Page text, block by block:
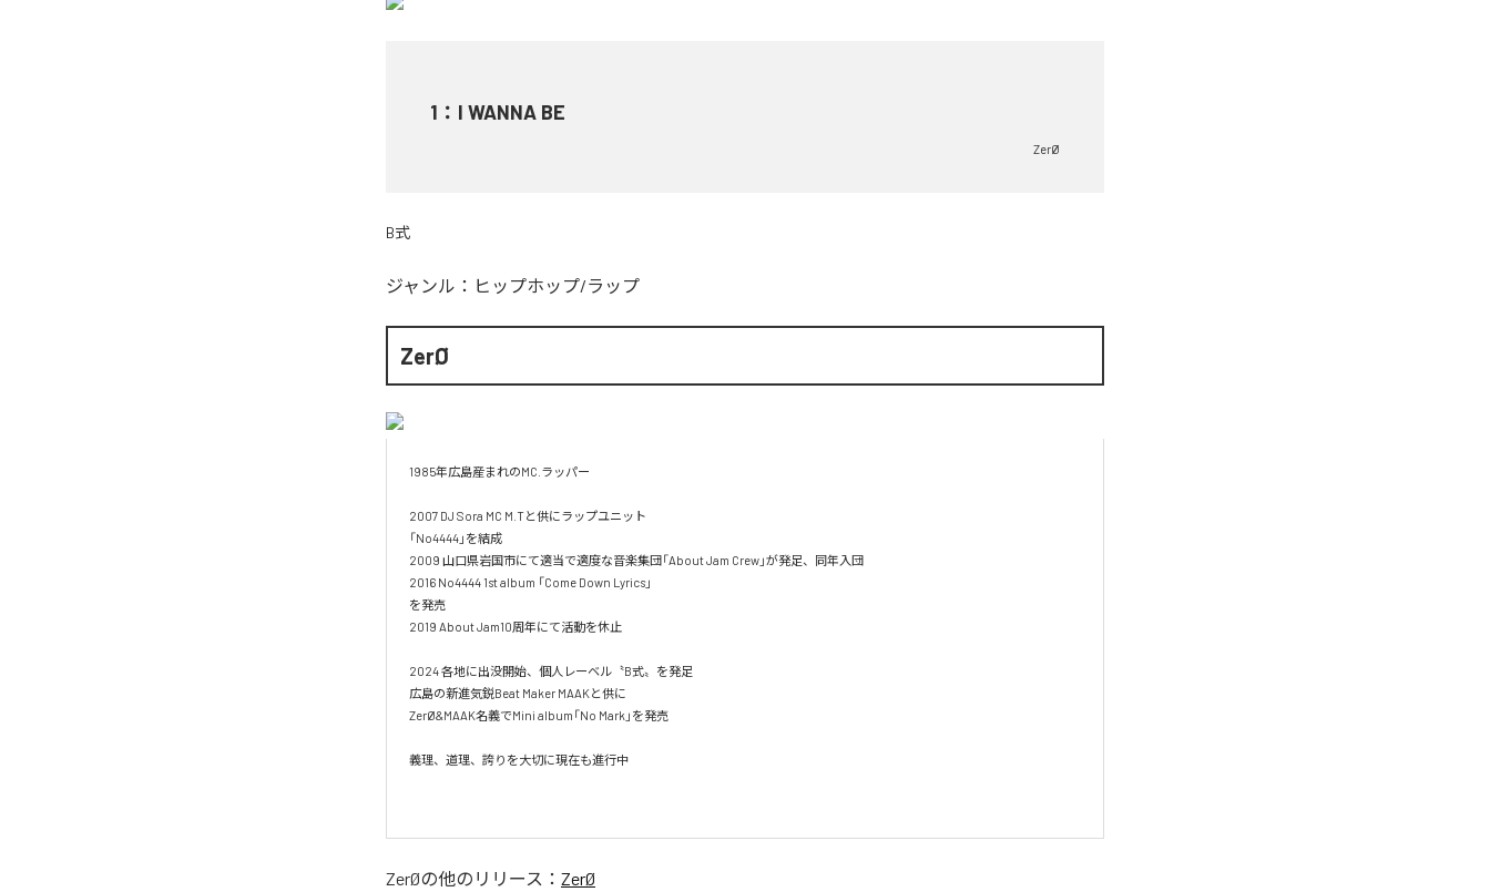
1 ： I WANNA BE
ZerØ
B式
ジャンル： ヒップホップ/ラップ
ZerØ
1985年広島産まれのMC.ラッパー
2007 DJ Sora MC M.Tと供にラップユニット
「No4444」を結成
2009 山口県岩国市にて適当で適度な音楽集団「About Jam Crew」が発足、同年入団
2016 No4444 1st album 「Come Down Lyrics」
を発売
2019 About Jam10周年にて活動を休止
2024 各地に出没開始、個人レーベル〝B式〟を発足
広島の新進気鋭Beat Maker MAAKと供に
ZerØ&MAAK名義でMini album「No Mark」を発売
義理、道理、誇りを大切に現在も進行中
ZerØの他のリリース： ZerØ